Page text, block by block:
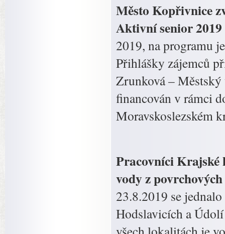
Město Kopřivnice
Aktivní senior
2019, na programu
Přihlášky zájemců
Zrunková –
financován v rámci
Moravskoslezském
Pracovníci Krajské
vody z
23.8.2019 se
Hodslavicích a